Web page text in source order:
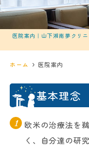
医院案内｜山下湘南夢クリ
ホーム 医院案内
基本理念
欧米の治療法を
く、自分達の研